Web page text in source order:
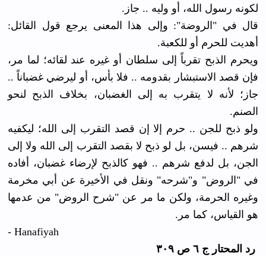
لكونه رسول الله، أو وليه .. جاز.
قال في "الروضة": وإلى هذا المعنى يرجع قول القائل:
أهديت للحرم أو للكعبة.
ويحرم الذبح تقرباً إلى سلطان أو غيره عند لقائه؛ لما مر،
فإن قصد الاستبشار بقدومه .. فلا بأس، أو ليرضي غضباناً ..
جاز؛ لأنه لا يتقرب به إلى الغضبان، بخلاف الذبح لنحو
الصنم.
ولو ذبح للجن .. حرم إلا إن قصد التقرب إلى الله؛ ليكفيه
شرهم .. فيسن، بل لو ذبح لا بقصد التقرب إلى الله ولا إلى
الجن، بل لدفع شرهم .. فهو كالذبح لإرضاء غضبان، أفاده
في "الروض" و"شرحه" ونقل في الأخيرة عن أبي مخرمة
وغيره الحرمة، ولكن ما مر عن "شرح الروض" من عدمها
هو القياس، كما مر.
- Hanafiyah
رد المحتار ج ٦ ص ٣٠٩